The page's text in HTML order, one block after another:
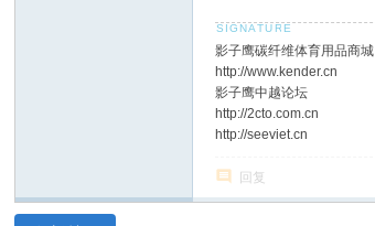
影子鹰碳纤维体育用品商城
http://www.kender.cn
影子鹰中越论坛
http://2cto.com.cn
http://seeviet.cn
回复